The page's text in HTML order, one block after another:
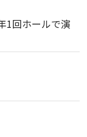
1回ホールで演